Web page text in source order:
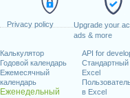
Privacy policy
Upgrade your
ads & more
Калькулятор
Годовой календарь
Ежемесячный
календарь
Еженедельный
API for
Стандартный
Excel
в Excel